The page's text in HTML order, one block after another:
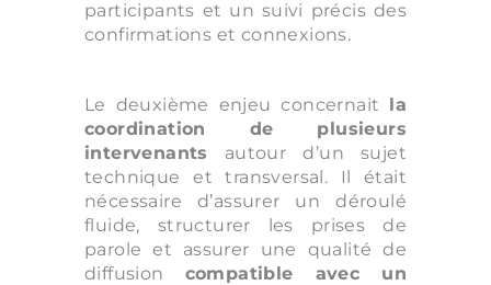
participants et un suivi précis des
confirmations et connexions.
Le deuxième enjeu concernait la
coordination de plusieurs
intervenants autour d’un sujet
technique et transversal. Il était
nécessaire d’assurer un déroulé
fluide, structurer les prises de
parole et assurer une qualité de
diffusion compatible avec un